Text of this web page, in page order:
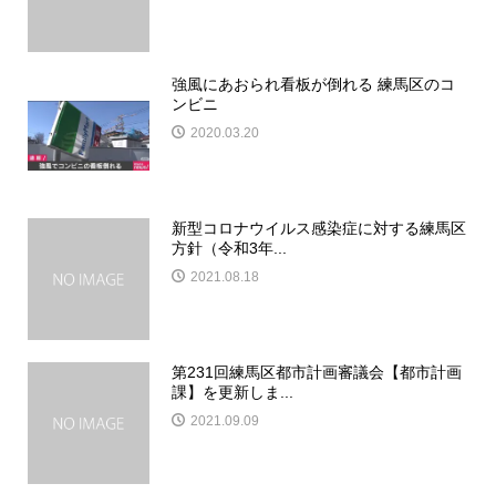
強風にあおられ看板が倒れる 練馬区のコ
ンビニ
2020.03.20
新型コロナウイルス感染症に対する練馬区
方針（令和3年...
2021.08.18
第231回練馬区都市計画審議会【都市計画
課】を更新しま...
2021.09.09